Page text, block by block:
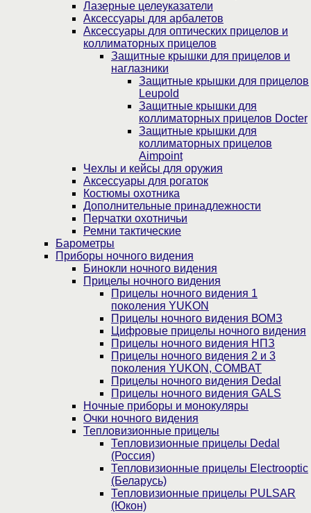
Лазерные целеуказатели
Аксессуары для арбалетов
Аксессуары для оптических прицелов и
коллиматорных прицелов
Защитные крышки для прицелов и
наглазники
Защитные крышки для прицелов
Leupold
Защитные крышки для
коллиматорных прицелов Docter
Защитные крышки для
коллиматорных прицелов
Aimpoint
Чехлы и кейсы для оружия
Аксессуары для рогаток
Костюмы охотника
Дополнительные принадлежности
Перчатки охотничьи
Ремни тактические
Барометры
Приборы ночного видения
Бинокли ночного видения
Прицелы ночного видения
Прицелы ночного видения 1
поколения YUKON
Прицелы ночного видения ВОМЗ
Цифровые прицелы ночного видения
Прицелы ночного видения НПЗ
Прицелы ночного видения 2 и 3
поколения YUKON, COMBAT
Прицелы ночного видения Dedal
Прицелы ночного видения GALS
Ночные приборы и монокуляры
Очки ночного видения
Тепловизионные прицелы
Тепловизионные прицелы Dedal
(Россия)
Тепловизионные прицелы Electrooptic
(Беларусь)
Тепловизионные прицелы PULSAR
(Юкон)